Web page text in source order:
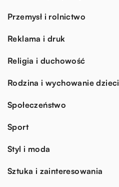
Przemysł i rolnictwo
Reklama i druk
Religia i duchowość
Rodzina i wychowanie dzieci
Społeczeństwo
Sport
Styl i moda
Sztuka i zainteresowania